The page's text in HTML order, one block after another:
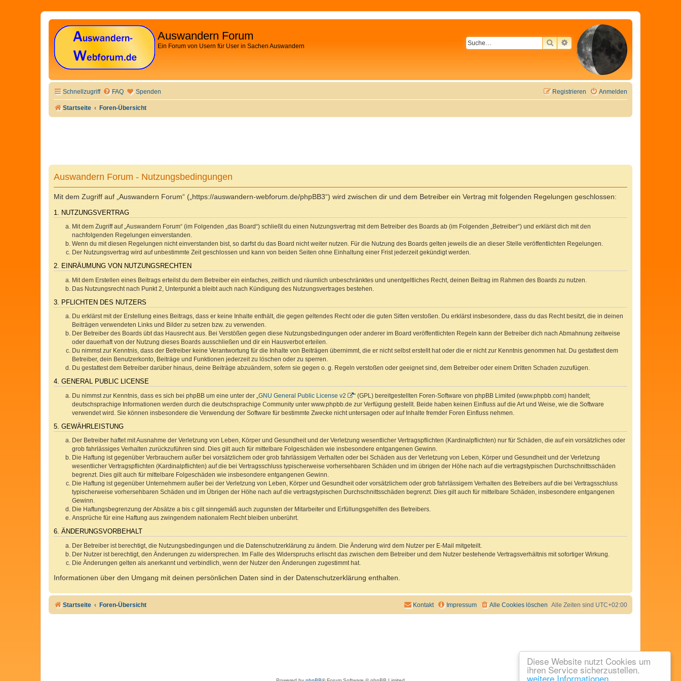
Diese Website nutzt Cookies um
ihren Service sicherzustellen.
weitere Informationen
Auswandern Forum
Ein Forum von Usern für User in Sachen Auswandern SUCHEERWEITERTE SUCHE
Schnellzugriff FAQ Spenden Anmelden
Registrieren
Startseite Foren-Übersicht
Auswandern Forum - Nutzungsbedingungen
Mit dem Zugriff auf „Auswandern Forum“ („https://auswandern-webforum.de/phpBB3“) wird zwischen dir und dem Betreiber ein Vertrag mit folgenden Regelungen geschlossen:
1. NUTZUNGSVERTRAG
Mit dem Zugriff auf „Auswandern Forum“ (im Folgenden „das Board“) schließt du einen Nutzungsvertrag mit dem Betreiber des Boards ab (im Folgenden „Betreiber“) und erklärst dich mit den
nachfolgenden Regelungen einverstanden.
Wenn du mit diesen Regelungen nicht einverstanden bist, so darfst du das Board nicht weiter nutzen. Für die Nutzung des Boards gelten jeweils die an dieser Stelle veröffentlichten Regelungen.
Der Nutzungsvertrag wird auf unbestimmte Zeit geschlossen und kann von beiden Seiten ohne Einhaltung einer Frist jederzeit gekündigt werden.
2. EINRÄUMUNG VON NUTZUNGSRECHTEN
Mit dem Erstellen eines Beitrags erteilst du dem Betreiber ein einfaches, zeitlich und räumlich unbeschränktes und unentgeltliches Recht, deinen Beitrag im Rahmen des Boards zu nutzen.
Das Nutzungsrecht nach Punkt 2, Unterpunkt a bleibt auch nach Kündigung des Nutzungsvertrages bestehen.
3. PFLICHTEN DES NUTZERS
Du erklärst mit der Erstellung eines Beitrags, dass er keine Inhalte enthält, die gegen geltendes Recht oder die guten Sitten verstoßen. Du erklärst insbesondere, dass du das Recht besitzt, die in deinen
Beiträgen verwendeten Links und Bilder zu setzen bzw. zu verwenden.
Der Betreiber des Boards übt das Hausrecht aus. Bei Verstößen gegen diese Nutzungsbedingungen oder anderer im Board veröffentlichten Regeln kann der Betreiber dich nach Abmahnung zeitweise
oder dauerhaft von der Nutzung dieses Boards ausschließen und dir ein Hausverbot erteilen.
Du nimmst zur Kenntnis, dass der Betreiber keine Verantwortung für die Inhalte von Beiträgen übernimmt, die er nicht selbst erstellt hat oder die er nicht zur Kenntnis genommen hat. Du gestattest dem
Betreiber, dein Benutzerkonto, Beiträge und Funktionen jederzeit zu löschen oder zu sperren.
Du gestattest dem Betreiber darüber hinaus, deine Beiträge abzuändern, sofern sie gegen o. g. Regeln verstoßen oder geeignet sind, dem Betreiber oder einem Dritten Schaden zuzufügen.
4. GENERAL PUBLIC LICENSE
Du nimmst zur Kenntnis, dass es sich bei phpBB um eine unter der „ GNU General Public License v2
“ (GPL) bereitgestellten Foren-Software von phpBB Limited (www.phpbb.com) handelt;
deutschsprachige Informationen werden durch die deutschsprachige Community unter www.phpbb.de zur Verfügung gestellt. Beide haben keinen Einfluss auf die Art und Weise, wie die Software
verwendet wird. Sie können insbesondere die Verwendung der Software für bestimmte Zwecke nicht untersagen oder auf Inhalte fremder Foren Einfluss nehmen.
5. GEWÄHRLEISTUNG
Der Betreiber haftet mit Ausnahme der Verletzung von Leben, Körper und Gesundheit und der Verletzung wesentlicher Vertragspflichten (Kardinalpflichten) nur für Schäden, die auf ein vorsätzliches oder
grob fahrlässiges Verhalten zurückzuführen sind. Dies gilt auch für mittelbare Folgeschäden wie insbesondere entgangenen Gewinn.
Die Haftung ist gegenüber Verbrauchern außer bei vorsätzlichem oder grob fahrlässigem Verhalten oder bei Schäden aus der Verletzung von Leben, Körper und Gesundheit und der Verletzung
wesentlicher Vertragspflichten (Kardinalpflichten) auf die bei Vertragsschluss typischerweise vorhersehbaren Schäden und im übrigen der Höhe nach auf die vertragstypischen Durchschnittsschäden
begrenzt. Dies gilt auch für mittelbare Folgeschäden wie insbesondere entgangenen Gewinn.
Die Haftung ist gegenüber Unternehmern außer bei der Verletzung von Leben, Körper und Gesundheit oder vorsätzlichem oder grob fahrlässigem Verhalten des Betreibers auf die bei Vertragsschluss
typischerweise vorhersehbaren Schäden und im Übrigen der Höhe nach auf die vertragstypischen Durchschnittsschäden begrenzt. Dies gilt auch für mittelbare Schäden, insbesondere entgangenen
Gewinn.
Die Haftungsbegrenzung der Absätze a bis c gilt sinngemäß auch zugunsten der Mitarbeiter und Erfüllungsgehilfen des Betreibers.
Ansprüche für eine Haftung aus zwingendem nationalem Recht bleiben unberührt.
6. ÄNDERUNGSVORBEHALT
Der Betreiber ist berechtigt, die Nutzungsbedingungen und die Datenschutzerklärung zu ändern. Die Änderung wird dem Nutzer per E-Mail mitgeteilt.
Der Nutzer ist berechtigt, den Änderungen zu widersprechen. Im Falle des Widerspruchs erlischt das zwischen dem Betreiber und dem Nutzer bestehende Vertragsverhältnis mit sofortiger Wirkung.
Die Änderungen gelten als anerkannt und verbindlich, wenn der Nutzer den Änderungen zugestimmt hat.
Informationen über den Umgang mit deinen persönlichen Daten sind in der Datenschutzerklärung enthalten.
Startseite Foren-Übersicht Alle Zeiten sind UTC+02:00
Alle Cookies löschen
Impressum
Kontakt